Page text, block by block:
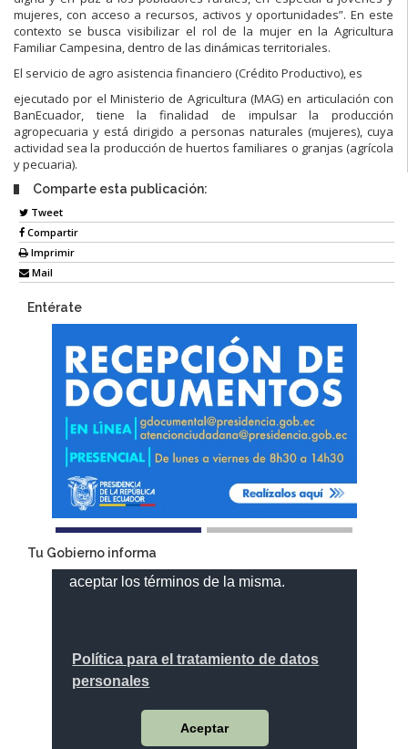
mujeres, con acceso a recursos, activos y oportunidades”. En este
contexto se busca visibilizar el rol de la mujer en la Agricultura
Familiar Campesina, dentro de las dinámicas territoriales.
El servicio de agro asistencia financiero (Crédito Productivo), es
ejecutado por el Ministerio de Agricultura (MAG) en articulación con
BanEcuador, tiene la finalidad de impulsar la producción
agropecuaria y está dirigido a personas naturales (mujeres), cuya
actividad sea la producción de huertos familiares o granjas (agrícola
y pecuaria).
Comparte esta publicación:
Tweet
Compartir
Imprimir
Mail
Entérate
Tu Gobierno informa